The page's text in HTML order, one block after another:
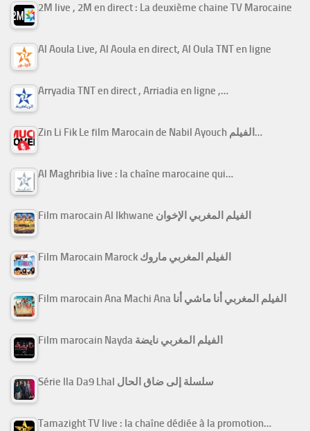
2M live , 2M en direct : La deuxième chaine TV Marocaine
Al Aoula Live, Al Aoula en direct, Al Oula TNT en ligne
Arryadia TNT en direct , Arriadia en ligne ,…
Zin Li Fik Le film Marocain de Nabil Ayouch الفيلم…
Al Maghribia live : la chaîne marocaine qui…
Film marocain Al Ikhwane الفيلم المغربي الإخوان
Film Marocain Marock الفيلم المغربي ماروك
Film marocain Ana Machi Ana الفيلم المغربي أنا ماشي أنا
Film marocain Nayda الفيلم المغربي نايضة
Série Ila Da9 Lhal سلسلة إلى ضاق الحال
Tamazight TV live : la chaîne dédiée à la promotion…